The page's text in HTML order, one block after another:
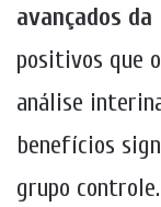
avançados da
positivos que
análise
benefícios
grupo controle.